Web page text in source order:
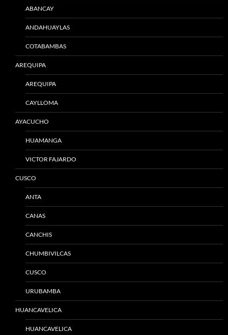
ABANCAY
ANDAHUAYLAS
COTABAMBAS
AREQUIPA
AREQUIPA
CAYLLOMA
AYACUCHO
HUAMANGA
VICTOR FAJARDO
CUSCO
ANTA
CANAS
CANCHIS
CHUMBIVILCAS
CUSCO
URUBAMBA
HUANCAVELICA
HUANCAVELICA